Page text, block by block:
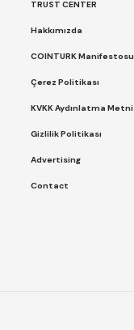
TRUST CENTER
Hakkımızda
COINTURK Manifestosu
Çerez Politikası
KVKK Aydınlatma Metni
Gizlilik Politikası
Advertising
Contact